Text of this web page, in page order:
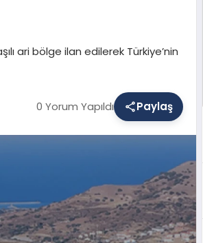
ari bölge ilan edilerek Türkiye’nin
0 Yorum Yapıldı Paylaş